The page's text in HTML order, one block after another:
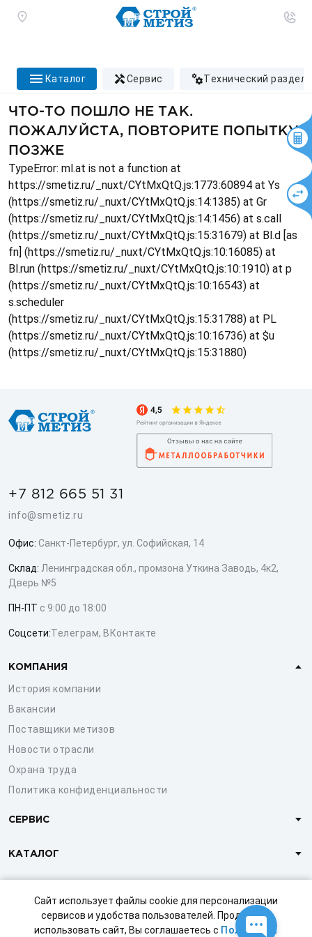
Сайт использует файлы cookie для персонализации
сервисов и удобства пользователей. Продолжая
использовать сайт, Вы соглашаетесь с Политикой
каталог сервис технический раздел
ЧТО-ТО ПОШЛО НЕ ТАК.
ПОЖАЛУЙСТА, ПОВТОРИТЕ ПОПЫТКУ
ПОЗЖЕ
TypeError: ml.at is not a function at
https://smetiz.ru/_nuxt/CYtMxQtQ.js:1773:60894 at Ys
(https://smetiz.ru/_nuxt/CYtMxQtQ.js:14:1385) at Gr
(https://smetiz.ru/_nuxt/CYtMxQtQ.js:14:1456) at s.call
(https://smetiz.ru/_nuxt/CYtMxQtQ.js:15:31679) at Bl.d [as
fn] (https://smetiz.ru/_nuxt/CYtMxQtQ.js:10:16085) at
Bl.run (https://smetiz.ru/_nuxt/CYtMxQtQ.js:10:1910) at p
(https://smetiz.ru/_nuxt/CYtMxQtQ.js:10:16543) at
s.scheduler
(https://smetiz.ru/_nuxt/CYtMxQtQ.js:15:31788) at PL
(https://smetiz.ru/_nuxt/CYtMxQtQ.js:10:16736) at $u
(https://smetiz.ru/_nuxt/CYtMxQtQ.js:15:31880)
+7 812 665 51 31
info@smetiz.ru
Офис: Санкт-Петербург, ул. Софийская, 14
Склад: Ленинградская обл., промзона Уткина Заводь, 4к2,
Дверь №5
ПН-ПТ с 9:00 до 18:00
Соцсети:Телеграм, ВКонтакте
КОМПАНИЯ
История компании
Вакансии
Поставщики метизов
Новости отрасли
Охрана труда
Политика конфиденциальности
СЕРВИС
КАТАЛОГ